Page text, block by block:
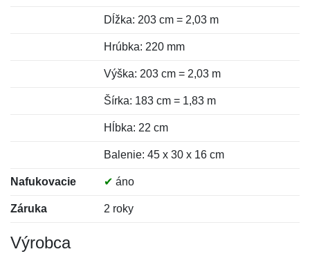
Dĺžka: 203 cm = 2,03 m
Hrúbka: 220 mm
Výška: 203 cm = 2,03 m
Šírka: 183 cm = 1,83 m
Hĺbka: 22 cm
Balenie: 45 x 30 x 16 cm
Nafukovacie ✔ áno
Záruka 2 roky
Výrobca